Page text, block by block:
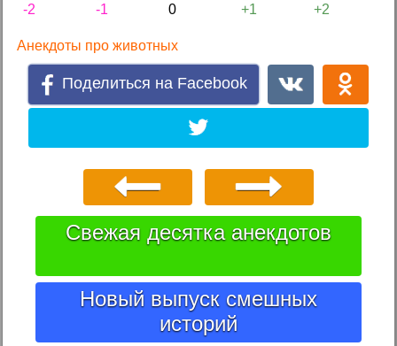
-2 -1 0 +1 +2
Анекдоты про животных
Поделиться на Facebook
Свежая десятка анекдотов
Новый выпуск смешных
историй